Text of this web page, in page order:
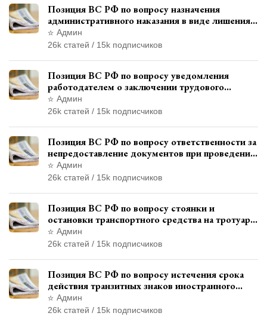
Позиция ВС РФ по вопросу назначения
административного наказания в виде лишения
права управления транспортными средствами
Админ
26k статей / 15k подписчиков
Позиция ВС РФ по вопросу уведомления
работодателем о заключении трудового
договора с бывшим государственным
служащим
Админ
26k статей / 15k подписчиков
Позиция ВС РФ по вопросу ответственности за
непредоставление документов при проведении
контроля и надзора
Админ
26k статей / 15k подписчиков
Позиция ВС РФ по вопросу стоянки и
остановки транспортного средства на тротуаре
и квалификации административного
правонарушения
Админ
26k статей / 15k подписчиков
Позиция ВС РФ по вопросу истечения срока
действия транзитных знаков иностранного
государства и отсутствия состава
административного правонарушения
Админ
26k статей / 15k подписчиков